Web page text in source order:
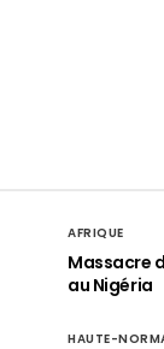
AFRIQUE
Massacre
au Nigéria
HAUTE-